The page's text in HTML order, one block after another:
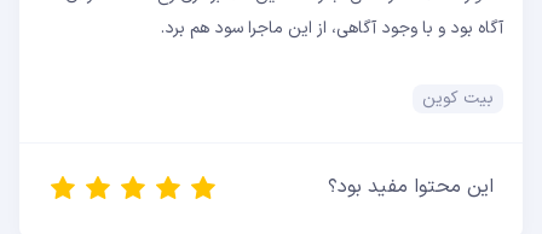
آگاه بود و با وجود آگاهی، از این ماجرا سود هم برد.
بیت کوین
این محتوا مفید بود؟